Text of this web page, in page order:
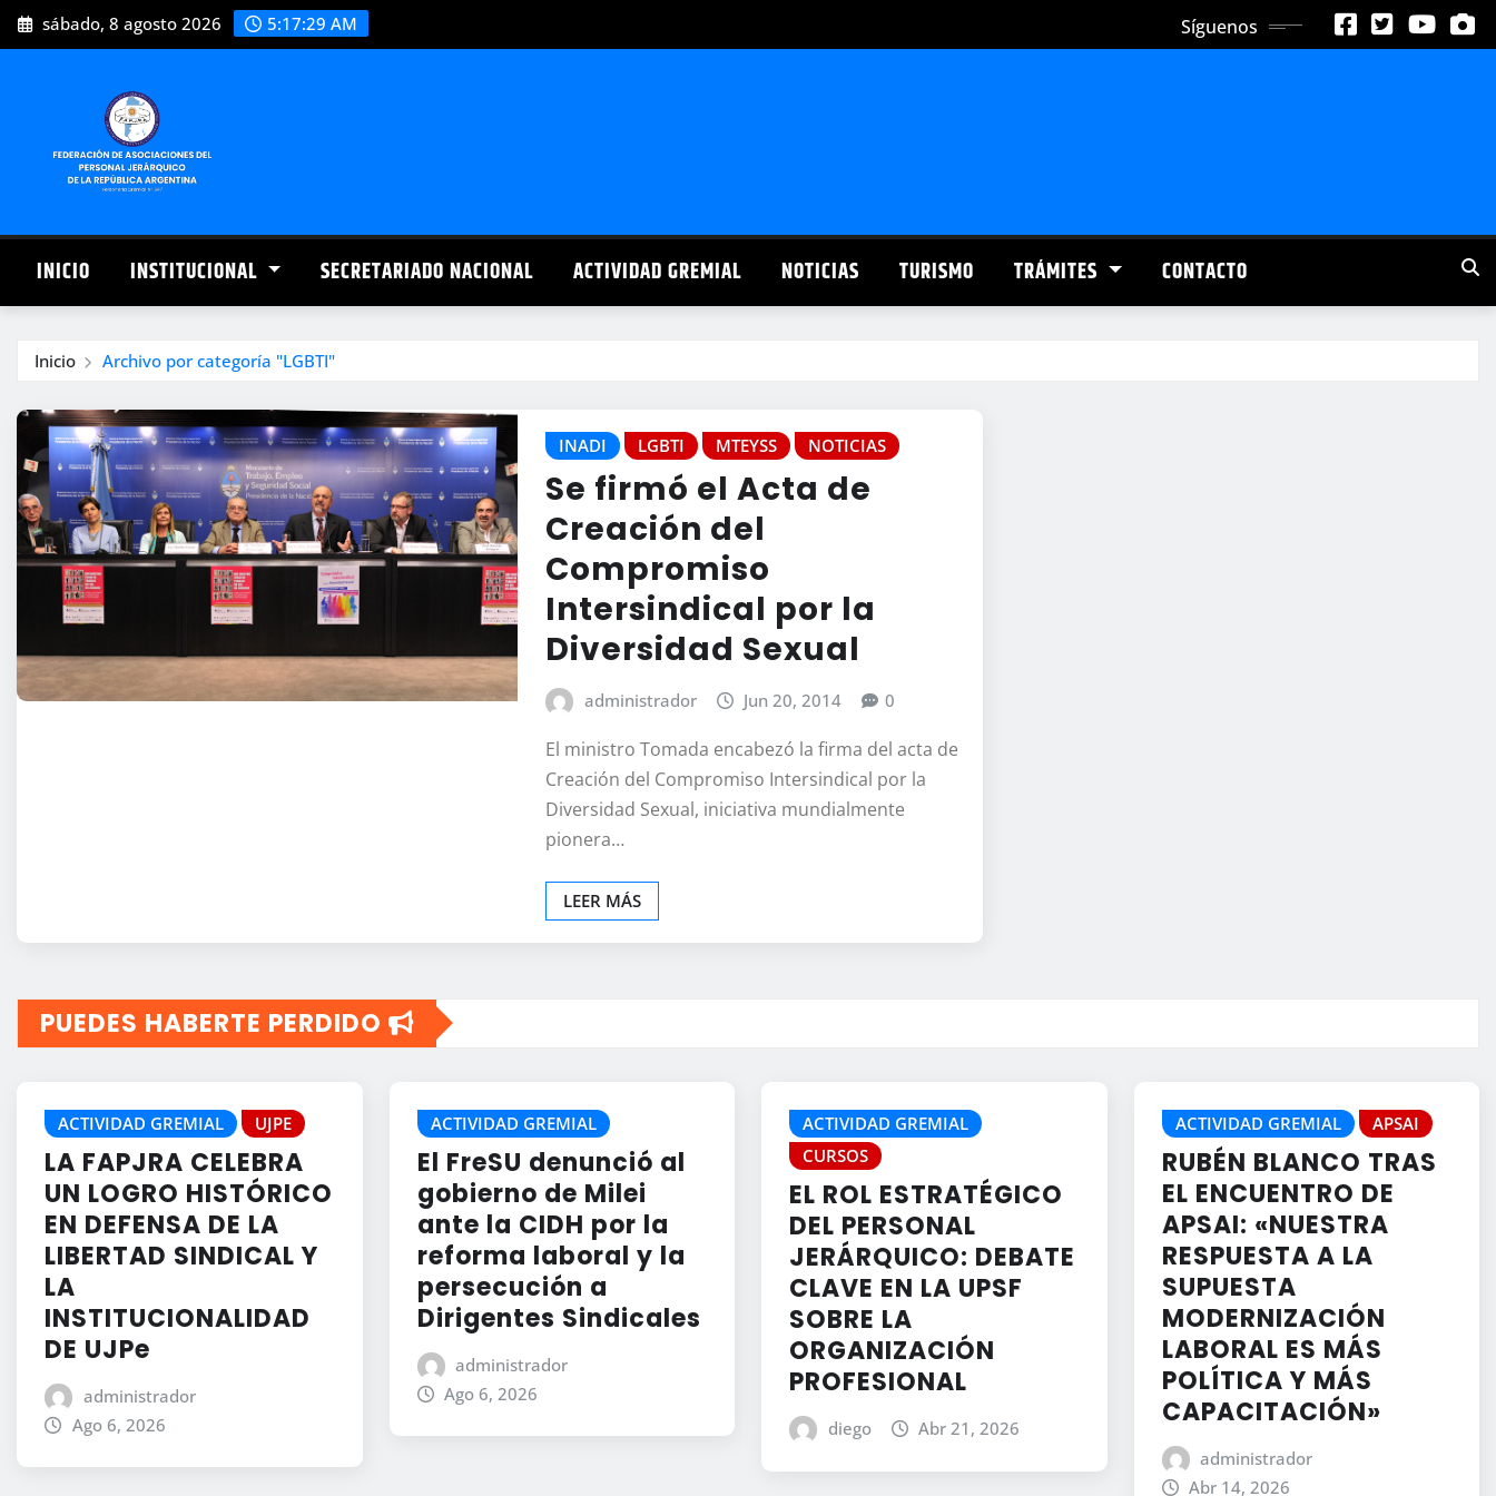
Saltar
al
sábado, 8 agosto 2026 5:17:29 AM Síguenos
INICIO INSTITUCIONAL SECRETARIADO NACIONAL ACTIVIDAD GREMIAL NOTICIAS TURISMO TRÁMITES CONTACTO
Inicio Archivo por categoría "LGBTI"
INADI LGBTI MTEYSS NOTICIAS
Se firmó el Acta de
Creación del
Compromiso
Intersindical por la
Diversidad Sexual
administrador Jun 20, 2014 0
El ministro Tomada encabezó la firma del acta de
Creación del Compromiso Intersindical por la
Diversidad Sexual, iniciativa mundialmente
pionera…
LEER MÁS
PUEDES HABERTE PERDIDO
ACTIVIDAD GREMIAL UJPE
LA FAPJRA CELEBRA
UN LOGRO HISTÓRICO
EN DEFENSA DE LA
LIBERTAD SINDICAL Y
LA
INSTITUCIONALIDAD
DE UJPe
administrador
Ago 6, 2026
ACTIVIDAD GREMIAL
El FreSU denunció al
gobierno de Milei
ante la CIDH por la
reforma laboral y la
persecución a
Dirigentes Sindicales
administrador
Ago 6, 2026
ACTIVIDAD GREMIAL
CURSOS
EL ROL ESTRATÉGICO
DEL PERSONAL
JERÁRQUICO: DEBATE
CLAVE EN LA UPSF
SOBRE LA
ORGANIZACIÓN
PROFESIONAL
diego Abr 21, 2026
ACTIVIDAD GREMIAL APSAI
RUBÉN BLANCO TRAS
EL ENCUENTRO DE
APSAI: «NUESTRA
RESPUESTA A LA
SUPUESTA
MODERNIZACIÓN
LABORAL ES MÁS
POLÍTICA Y MÁS
CAPACITACIÓN»
administrador
Abr 14, 2026